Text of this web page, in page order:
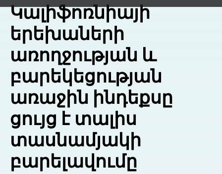
Կալիֆոռնիայի
երեխաների
առողջության և
բարեկեցության
առաջին ինդեքսը
ցույց է տալիս
տասնամյակի
բարելավումը